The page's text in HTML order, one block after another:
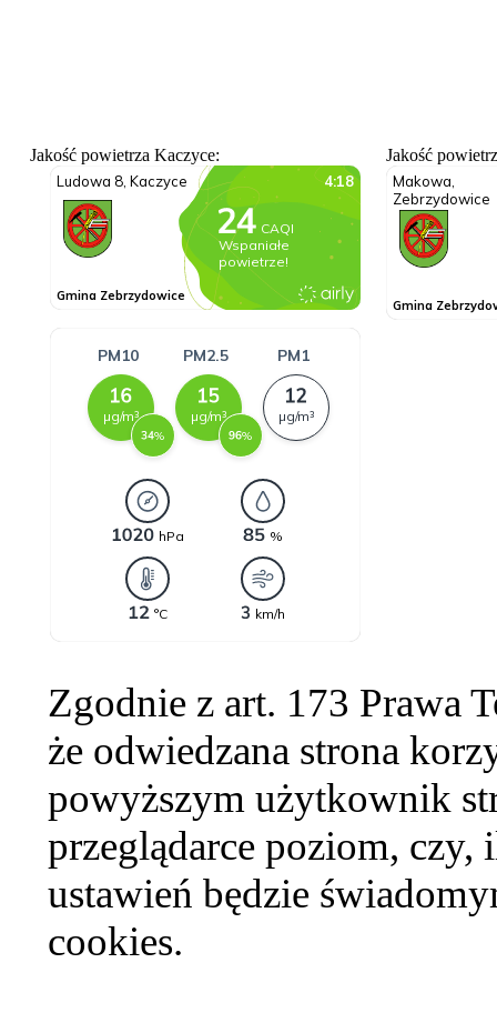
Jakość powietrza Kaczyce: Jakość
Zgodnie z art. 173 Prawa
że odwiedzana strona
powyższym użytkownik
przeglądarce poziom,
ustawień będzie
cookies.